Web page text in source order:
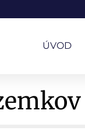
ÚVOD